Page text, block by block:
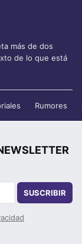
más de dos
de lo que está
Rumores
SUSCRIBIR